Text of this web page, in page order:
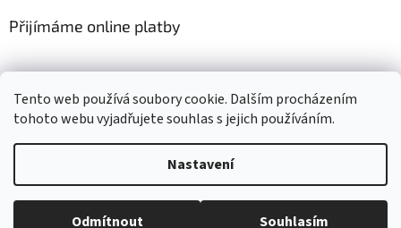
Tento web používá soubory cookie. Dalším procházením
tohoto webu vyjadřujete souhlas s jejich používáním.
Nastavení
Odmítnout Souhlasím
Přijímáme online platby
Vytvořil Shoptet
Copyright 2026DMOTO s.r.o. . Všechna práva vyhrazena.